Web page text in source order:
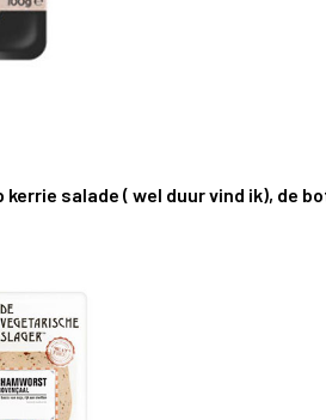
salade ( wel duur vind ik), de